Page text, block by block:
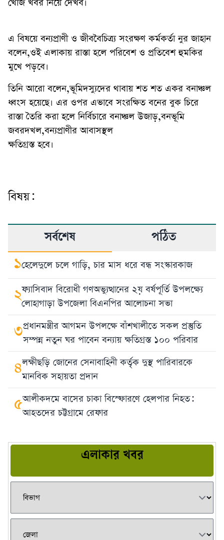
খোঁজ খবর নিয়ে দেখব।
এ বিষয়ে বন্যপ্রাণী ও জীববৈচিত্র্য সংরক্ষণ কর্মকর্তা নুর জাহান
বলেন,ওই এলাকায় রাস্তা হলে পরিবেশ ও প্রতিবেশ হুমকির
মুখে পড়বে।
তিনি আরো বলেন,ভূমিদস্যুদের থাবায় শত শত একর বনাঞ্চল
ধ্বংস হয়েছে। এর ওপর এভাবে সংরক্ষিত বনের বুক চিরে
রাস্তা তৈরি করা হলে নির্বিচারে বনাঞ্চল উজাড়,বনভূমি
জবরদখল,বন্যপ্রাণীর আবাসস্থল
ক্ষতিগ্রস্ত হবে।
বিষয়:
সর্বশেষ পঠিত
১হেলেদুলে চলে গাড়ি, চার মাস ধরে বন্ধ সংস্কারকাজ
২ফ্যাসিবাদ বিরোধী গণঅভ্যুত্থানের ২য় বর্ষপূর্তি উপলক্ষ্যে
লোহাগাড়া উপজেলা বিএনপির আলোচনা সভা
৩প্রধানমন্ত্রীর আগমন উপলক্ষে বাঁশখালীতে সকল প্রস্তুতি
সম্পন্ন নতুন ঘর পাবেন বন্যায় ক্ষতিগ্রস্ত ১০০ পরিবার
৪লক্ষীছড়ি জোনের সেনাবাহিনী কর্তৃক দুস্থ পারিবারকে
মানবিক সহায়তা প্রদান
৫আলীকদমে বাসের চাকা বিস্ফোরণে হেলপার নিহত:
আহতদের চট্টগ্রামে রেফার
এলাকার খবর